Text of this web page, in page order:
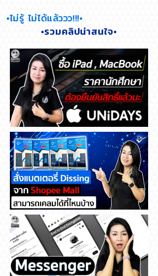
•ไม่รู้ ไม่ได้แล้ววว!!!•
•รวมคลิปน่าสนใจ•
ซื้อ iPad , MacBook ราคา
นักศึกษา ต้องยืนยันสิทธิ์แล้วนะ
สั่งแบตเตอรี่ Dissing จาก
Shopee Mall สามารถเคลมได้ที่
ไหนบ้าง